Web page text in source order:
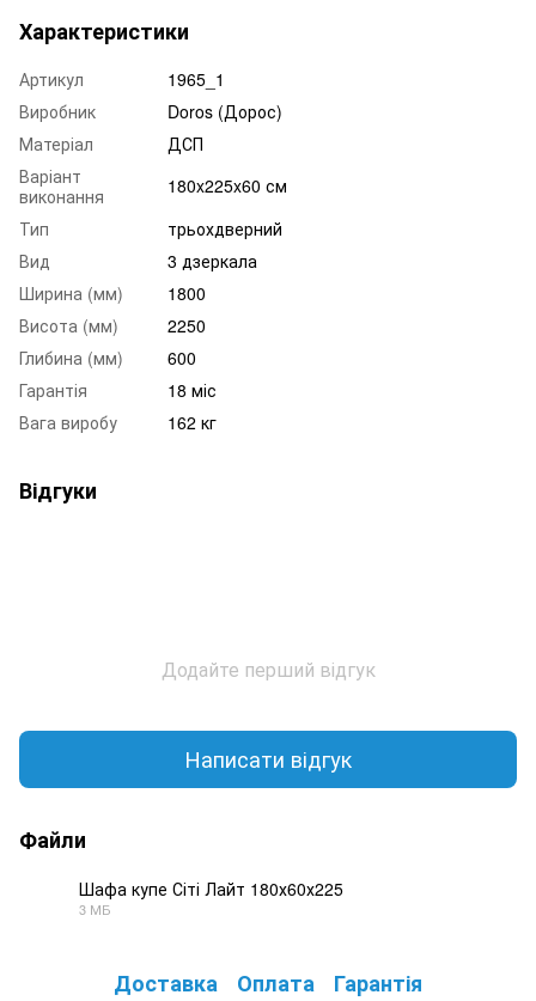
Характеристики
Артикул
1965_1
Виробник
Doros (Дорос)
Матеріал
ДСП
Варіант
виконання
180x225x60 см
Тип
трьохдверний
Вид
3 дзеркала
Ширина (мм)
1800
Висота (мм)
2250
Глибина (мм)
600
Гарантія
18 міс
Вага виробу
162 кг
Відгуки
Додайте перший відгук
Написати відгук
Файли
Шафа купе Сіті Лайт 180х60х225
3 МБ
Доставка Оплата Гарантія